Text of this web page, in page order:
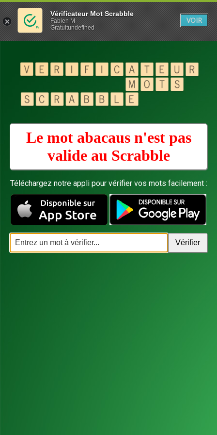
Le mot abacaus n'est pas
valide au Scrabble
Téléchargez notre appli pour vérifier vos mots facilement :
Vérificateur Mot Scrabble
Fabien M
Gratuitundefined
VOIR